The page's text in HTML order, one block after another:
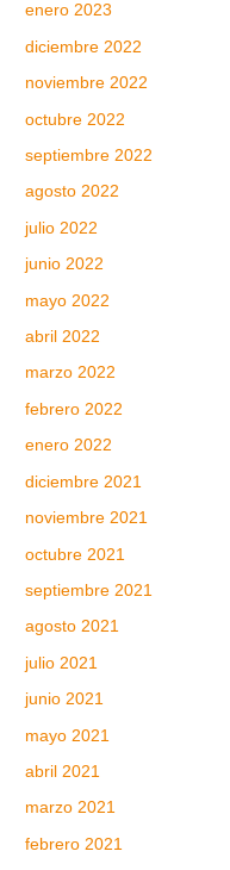
enero 2023
diciembre 2022
noviembre 2022
octubre 2022
septiembre 2022
agosto 2022
julio 2022
junio 2022
mayo 2022
abril 2022
marzo 2022
febrero 2022
enero 2022
diciembre 2021
noviembre 2021
octubre 2021
septiembre 2021
agosto 2021
julio 2021
junio 2021
mayo 2021
abril 2021
marzo 2021
febrero 2021